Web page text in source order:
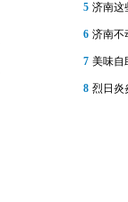
5 济南这
6 济南不
7 美味自
8 烈日炎